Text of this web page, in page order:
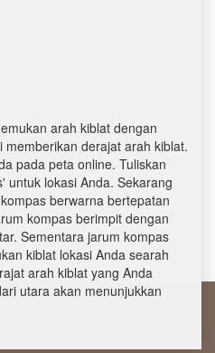
arah kiblat dengan
derajat arah kiblat.
pada peta online. Tuliskan
untuk lokasi Anda. Sekarang
berwarna bertepatan
kompas berimpit dengan
Sementara jarum kompas
kiblat lokasi Anda searah
arah kiblat yang Anda
utara akan menunjukkan